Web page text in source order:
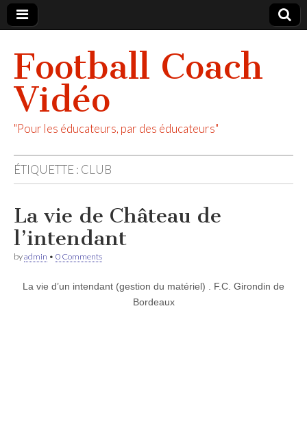
Football Coach
Vidéo
"Pour les éducateurs, par des éducateurs"
ÉTIQUETTE : CLUB
La vie de Château de
l’intendant
byadmin • 0 Comments
La vie d’un intendant (gestion du matériel) . F.C. Girondin de
Bordeaux